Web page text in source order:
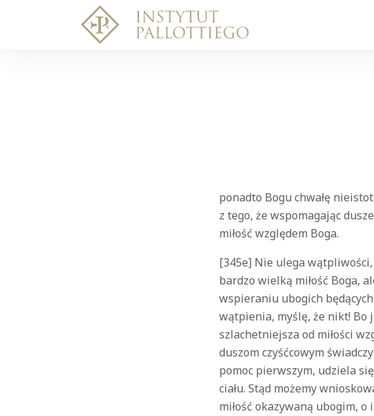
ponadto Bogu chwałę
z tego, że wspomagając
miłość względem Boga.
[345e] Nie ulega
bardzo wielką miłość Boga,
wspieraniu ubogich
wątpienia, myślę, że nikt! Bo
szlachetniejsza od miłości
duszom czyśćcowym
pomoc pierwszym, udziela
ciału. Stąd możemy
miłość okazywaną ubogim,